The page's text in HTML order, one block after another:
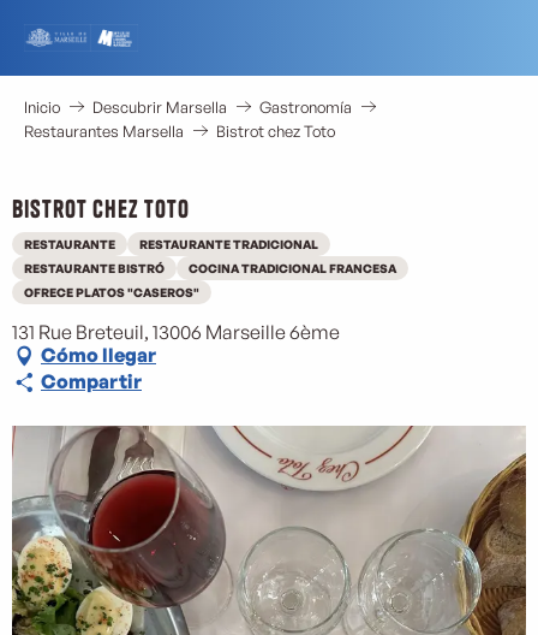
contenu
principal
Inicio Descubrir Marsella
Gastronomía
Restaurantes Marsella
Bistrot chez Toto
Bistrot chez Toto
RESTAURANTE
RESTAURANTE TRADICIONAL
RESTAURANTE BISTRÓ
COCINA TRADICIONAL FRANCESA
OFRECE PLATOS "CASEROS"
131 Rue Breteuil, 13006 Marseille 6ème
Cómo llegar
Compartir